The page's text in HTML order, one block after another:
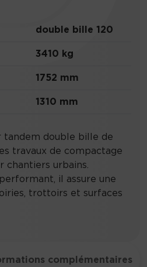
double bille 120
3410 kg
1752 mm
1310 mm
tandem double bille de
travaux de compactage
chantiers urbains.
il assure une
trottoirs et surfaces
complémentaires